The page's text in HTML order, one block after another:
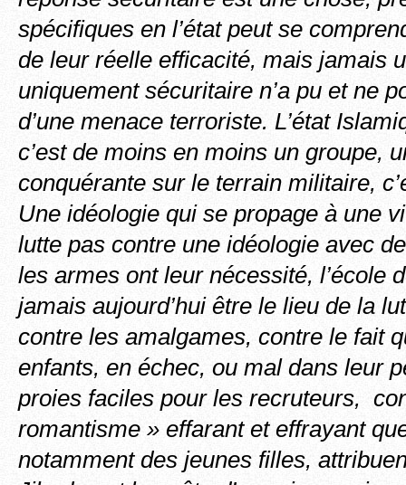
spécifiques en l’état peut se
de leur réelle efficacité, mais jamais
uniquement sécuritaire n’a pu et ne
d’une menace terroriste. L’état
c’est de moins en moins un groupe,
conquérante sur le terrain militaire,
Une idéologie qui se propage à une
lutte pas contre une idéologie avec
les armes ont leur nécessité, l’école
jamais aujourd’hui être le lieu de la
contre les amalgames, contre le fait
enfants, en échec, ou mal dans leur
proies faciles pour les recruteurs,
romantisme » effarant et effrayant
notamment des jeunes filles,